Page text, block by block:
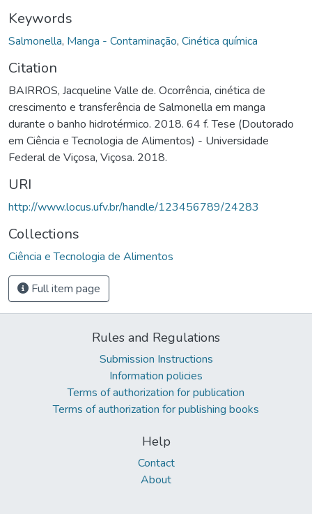
Keywords
Salmonella, Manga - Contaminação, Cinética química
Citation
BAIRROS, Jacqueline Valle de. Ocorrência, cinética de
crescimento e transferência de Salmonella em manga
durante o banho hidrotérmico. 2018. 64 f. Tese (Doutorado
em Ciência e Tecnologia de Alimentos) - Universidade
Federal de Viçosa, Viçosa. 2018.
URI
http://www.locus.ufv.br/handle/123456789/24283
Collections
Ciência e Tecnologia de Alimentos
Full item page
Rules and Regulations
Submission Instructions
Information policies
Terms of authorization for publication
Terms of authorization for publishing books
Help
Contact
About